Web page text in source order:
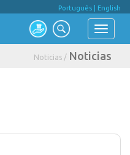
Português English
Noticias / Noticias